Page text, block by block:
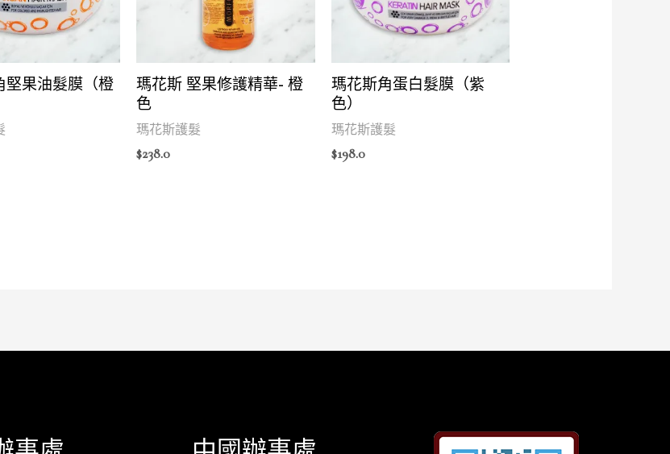
堅果油髮膜（橙
瑪花斯 堅果修護精華- 橙
色
瑪花斯護髮
$238.0
瑪花斯角蛋白髮膜（紫
色）
瑪花斯護髮
$198.0